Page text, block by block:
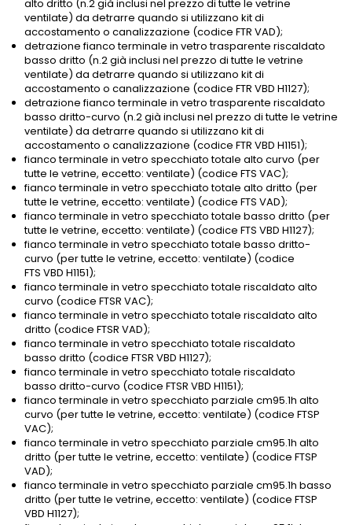
alto dritto (n.2 già inclusi nel prezzo di tutte le vetrine
ventilate) da detrarre quando si utilizzano kit di
accostamento o canalizzazione (codice FTR VAD);
detrazione fianco terminale in vetro trasparente riscaldato
basso dritto (n.2 già inclusi nel prezzo di tutte le vetrine
ventilate) da detrarre quando si utilizzano kit di
accostamento o canalizzazione (codice FTR VBD H1127);
detrazione fianco terminale in vetro trasparente riscaldato
basso dritto-curvo (n.2 già inclusi nel prezzo di tutte le vetrine
ventilate) da detrarre quando si utilizzano kit di
accostamento o canalizzazione (codice FTR VBD H1151);
fianco terminale in vetro specchiato totale alto curvo (per
tutte le vetrine, eccetto: ventilate) (codice FTS VAC);
fianco terminale in vetro specchiato totale alto dritto (per
tutte le vetrine, eccetto: ventilate) (codice FTS VAD);
fianco terminale in vetro specchiato totale basso dritto (per
tutte le vetrine, eccetto: ventilate) (codice FTS VBD H1127);
fianco terminale in vetro specchiato totale basso dritto-
curvo (per tutte le vetrine, eccetto: ventilate) (codice
FTS VBD H1151);
fianco terminale in vetro specchiato totale riscaldato alto
curvo (codice FTSR VAC);
fianco terminale in vetro specchiato totale riscaldato alto
dritto (codice FTSR VAD);
fianco terminale in vetro specchiato totale riscaldato
basso dritto (codice FTSR VBD H1127);
fianco terminale in vetro specchiato totale riscaldato
basso dritto-curvo (codice FTSR VBD H1151);
fianco terminale in vetro specchiato parziale cm95.1h alto
curvo (per tutte le vetrine, eccetto: ventilate) (codice FTSP
VAC);
fianco terminale in vetro specchiato parziale cm95.1h alto
dritto (per tutte le vetrine, eccetto: ventilate) (codice FTSP
VAD);
fianco terminale in vetro specchiato parziale cm95.1h basso
dritto (per tutte le vetrine, eccetto: ventilate) (codice FTSP
VBD H1127);